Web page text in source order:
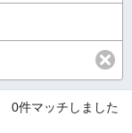
0件マッチしました